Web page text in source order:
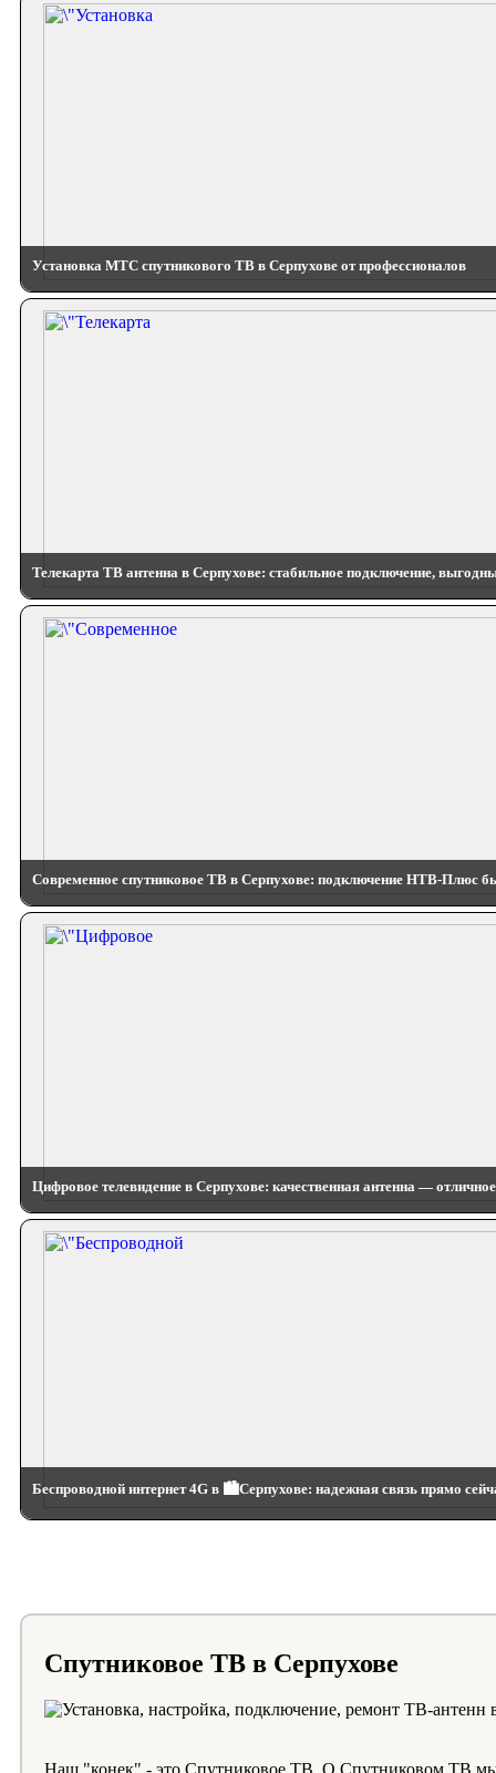
Установка МТС спутникового ТВ в Серпухове от профессионалов
Телекарта ТВ антенна в Серпухове: стабильное подключение,
Современное спутниковое ТВ в Серпухове: подключение НТВ-Плюс
Цифровое телевидение в Серпухове: качественная антенна —
Беспроводной интернет 4G в 🏙️Серпухове: надежная связь прямо
Спутниковое ТВ в Серпухове